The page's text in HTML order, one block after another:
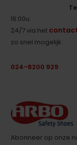
16:00u.
24/7 via het
zo snel mogelijk.
024-8200 929
Abonneer op onze